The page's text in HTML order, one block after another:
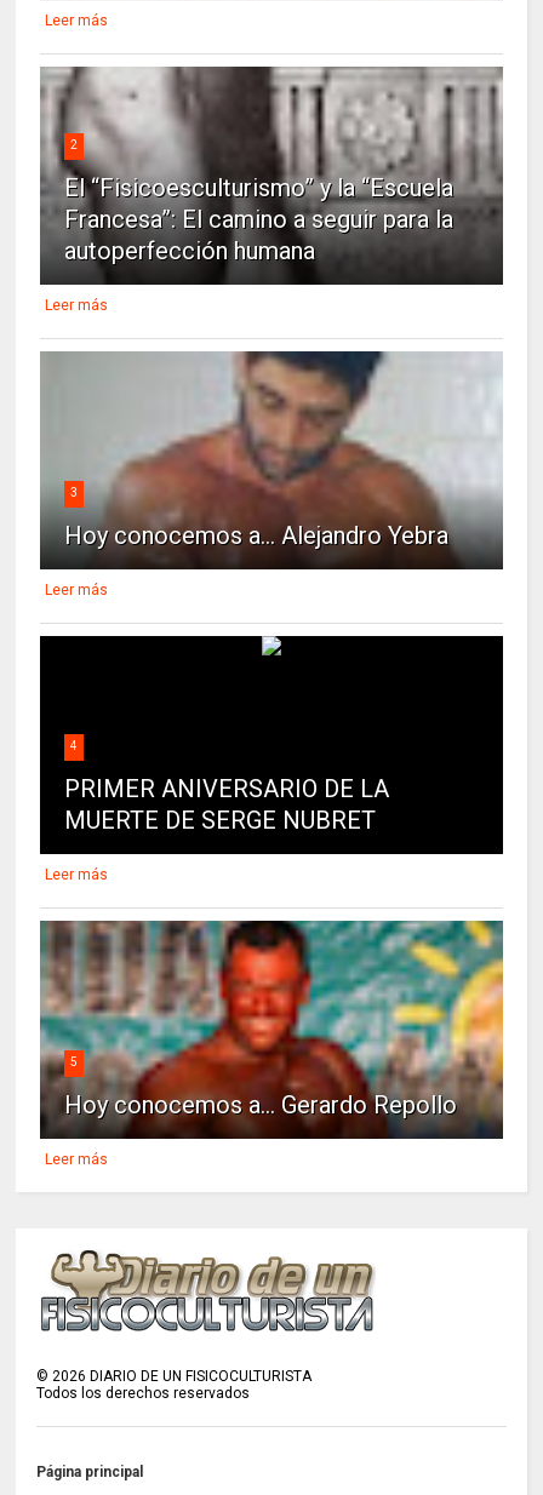
Leer más
2
El “Fisicoesculturismo” y la “Escuela
Francesa”: El camino a seguir para la
autoperfección humana
Leer más
3
Hoy conocemos a... Alejandro Yebra
Leer más
4
PRIMER ANIVERSARIO DE LA
MUERTE DE SERGE NUBRET
Leer más
5
Hoy conocemos a... Gerardo Repollo
Leer más
©2026 DIARIO DE UN FISICOCULTURISTA
Todos los derechos reservados
Página principal